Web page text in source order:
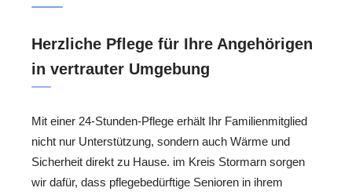
Herzliche Pflege für Ihre Angehörigen
in vertrauter Umgebung
Mit einer 24-Stunden-Pflege erhält Ihr Familienmitglied
nicht nur Unterstützung, sondern auch Wärme und
Sicherheit direkt zu Hause. im Kreis Stormarn sorgen
wir dafür, dass pflegebedürftige Senioren in ihrem